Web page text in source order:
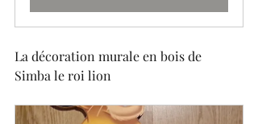
La décoration murale en bois de
Simba le roi lion